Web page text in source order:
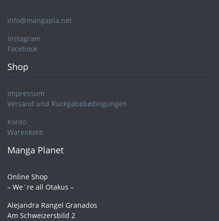
info@mangapla.net
Instagram
Facebook
Shop
Impressum
Versand und Rückgabebedingungen
Konto
Warenkorb
Manga Planet
Online Shop
– We´re all Otakus –
Alejandra Rangel Granados
Am Schweizersbild 2